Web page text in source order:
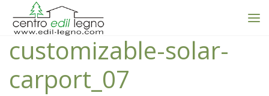
customizable-solar-
carport_07